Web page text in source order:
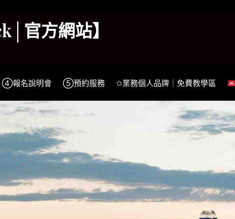
官方網站】
④報名說明會 ⑤預約服務 ✩業務個人品牌｜免費教學區